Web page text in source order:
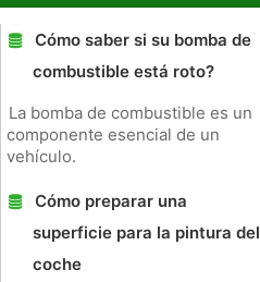
Cómo saber si su bomba de
combustible está roto?
La bomba de combustible es un
componente esencial de un
vehículo.
Cómo preparar una
superficie para la pintura del
coche